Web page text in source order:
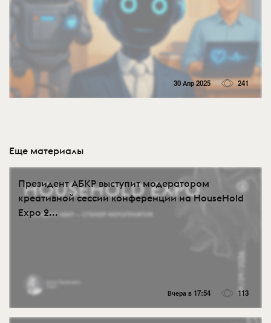
30 Апр 2025 241
Еще материалы
Президент АБКР выступит модератором
креативной сессии конференции на HouseHold
Expo 2...
Вчера в 17:54 113